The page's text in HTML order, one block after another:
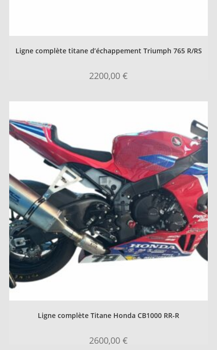
Ligne complète titane d’échappement Triumph 765 R/RS
2200,00 €
Ligne complète Titane Honda CB1000 RR-R
2600,00 €